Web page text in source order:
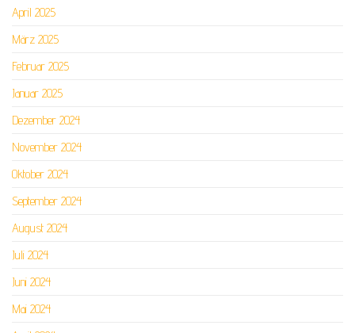
April 2025
März 2025
Februar 2025
Januar 2025
Dezember 2024
November 2024
Oktober 2024
September 2024
August 2024
Juli 2024
Juni 2024
Mai 2024